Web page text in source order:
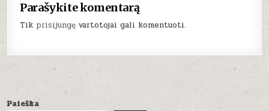
Parašykite komentarą
Tik prisijungę vartotojai gali komentuoti.
Paieška